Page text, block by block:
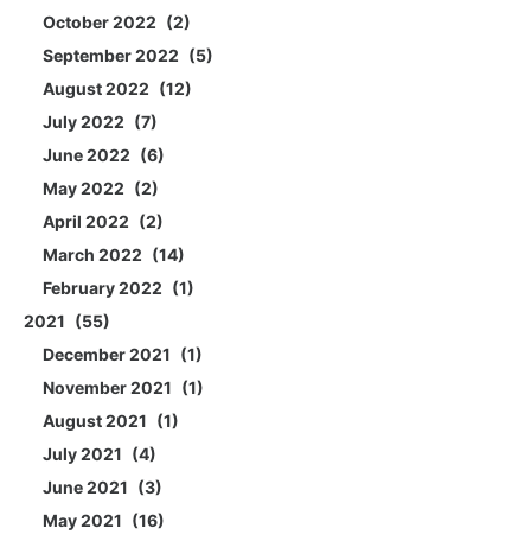
October 2022
2
September 2022
5
August 2022
12
July 2022
7
June 2022
6
May 2022
2
April 2022
2
March 2022
14
February 2022
1
2021
55
December 2021
1
November 2021
1
August 2021
1
July 2021
4
June 2021
3
May 2021
16